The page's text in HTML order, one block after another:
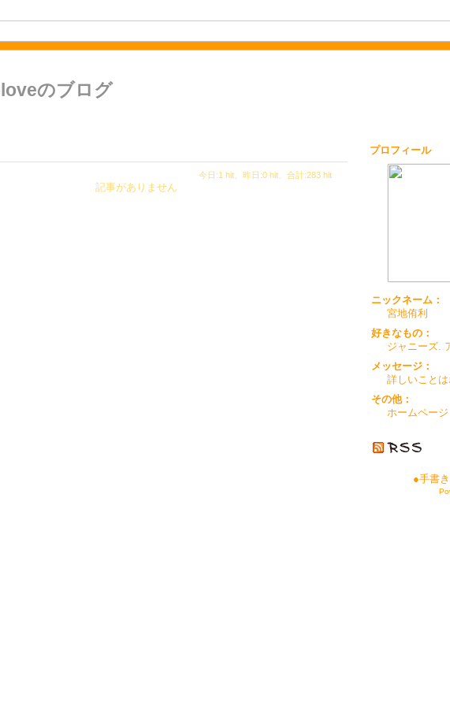
のブログ
今日:1 hit、昨日:0 hit、合計:283 hit
記事がありません
プロフィール
ニックネーム：
宮地侑利
好きなもの：
ジャニーズ.
メッセージ：
詳しいこと
その他：
ホームページ
●手書